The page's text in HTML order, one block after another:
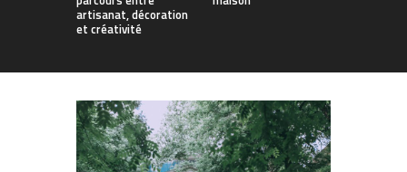
artisanat, décoration
et créativité